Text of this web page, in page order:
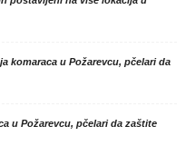
komaraca u Požarevcu, pčelari da
u Požarevcu, pčelari da zaštite